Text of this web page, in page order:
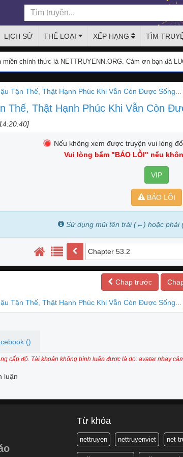
LỊCH SỬ THỂ LOẠI XẾP HẠNG TÌM
chính thức là NETTRUYENN.ORG. Cảm ơn bạn đã
Tận Thế, Thật Hạnh Phúc Khi Vẫn Còn Được
Thế, Thật Hạnh Phúc Khi Vẫn Còn
Nếu không xem được truyện vui lòng
Vui lòng bấm "BÁO LỖI" nếu
VIP
BÁO LỖI
Sử dụng mũi tên trái (←) hoặc phải
Chap trước
Tận Thế, Thật Hạnh Phúc Khi Vẫn Còn Được
()
cấp độ. Tài khoản không bình luận được là do: avatar nhạy
luận
Từ khóa
nettruyen nettruyenviet net